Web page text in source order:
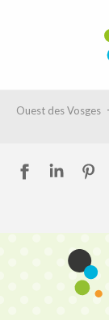
Ouest des Vosges